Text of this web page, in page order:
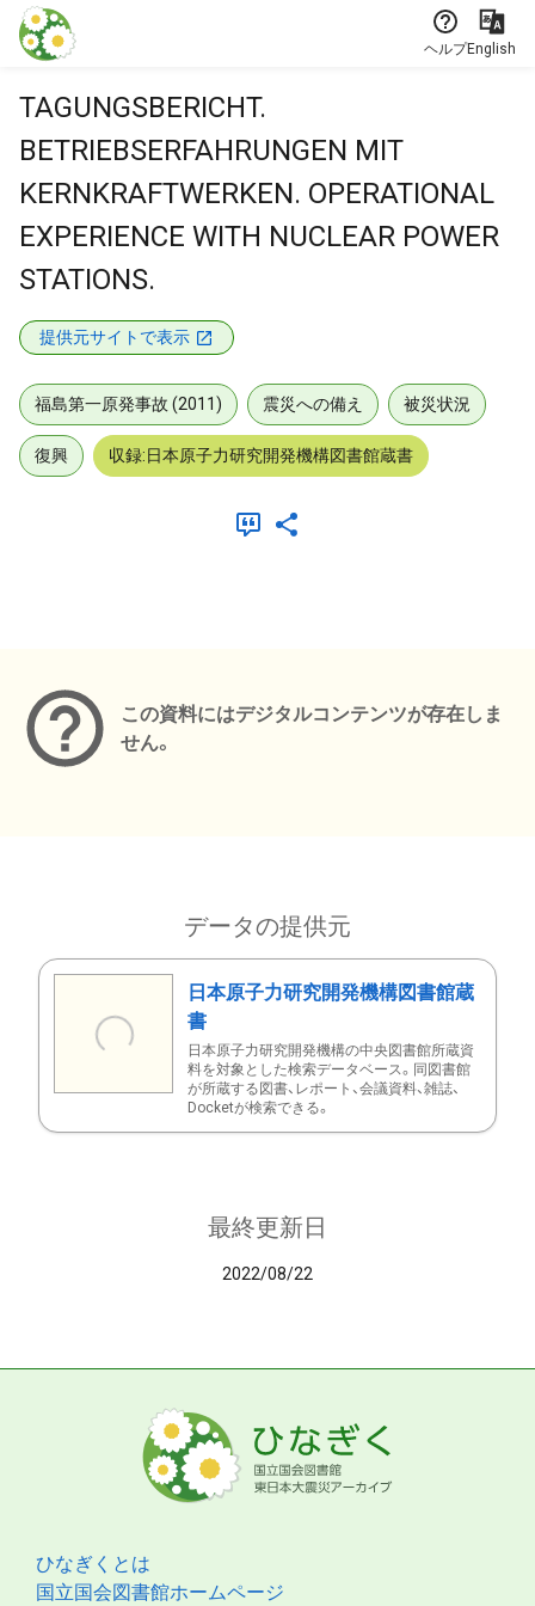
本文に飛ぶ
ヘルプEnglish
TAGUNGSBERICHT.
BETRIEBSERFAHRUNGEN MIT
KERNKRAFTWERKEN. OPERATIONAL
EXPERIENCE WITH NUCLEAR POWER
STATIONS.
提供元サイトで表示
福島第一原発事故 (2011) 震災への備え 被災状況
復興 収録:日本原子力研究開発機構図書館蔵書
この資料にはデジタルコンテンツが存在しま
せん。
データの提供元
日本原子力研究開発機構図書館蔵
書
日本原子力研究開発機構の中央図書館所蔵資
料を対象とした検索データベース。同図書館
が所蔵する図書、レポート、会議資料、雑誌、
Docketが検索できる。
最終更新日
2022/08/22
ひなぎくとは
国立国会図書館ホームページ